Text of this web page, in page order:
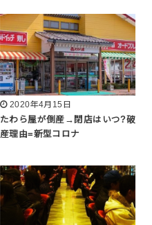
2020年4月15日
たわら屋が倒産→閉店はいつ?破
産理由=新型コロナ